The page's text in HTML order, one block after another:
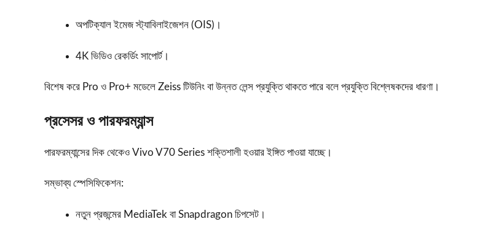
অপটিক্যাল ইমেজ স্ট্যাবিলাইজেশন (OIS)।
4K ভিডিও রেকর্ডিং সাপোর্ট।
বিশেষ করে Pro ও Pro+ মডেলে Zeiss টিউনিং বা উন্নত লেন্স প্রযুক্তি থাকতে পারে বলে প্রযুক্তি বিশ্লেষকদের ধারণা।
প্রসেসর ও পারফরম্যান্স
পারফরম্যান্সের দিক থেকেও Vivo V70 Series শক্তিশালী হওয়ার ইঙ্গিত পাওয়া যাচ্ছে।
সম্ভাব্য স্পেসিফিকেশন:
নতুন প্রজন্মের MediaTek বা Snapdragon চিপসেট।